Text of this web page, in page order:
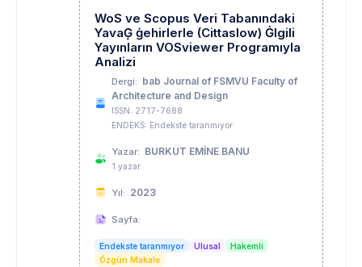
WoS ve Scopus Veri Tabanındaki
YavaĢ ġehirlerle (Cittaslow) Ġlgili
Yayınların VOSviewer Programıyla
Analizi
Dergi: bab Journal of FSMVU Faculty of
Architecture and Design
ISSN: 2717-7688
ENDEKS: Endekste taranmıyor
Yazar: BURKUT EMİNE BANU
1 yazar
Yıl: 2023
Sayfa:
Endekste taranmıyor Ulusal
Hakemli
Özgün Makale